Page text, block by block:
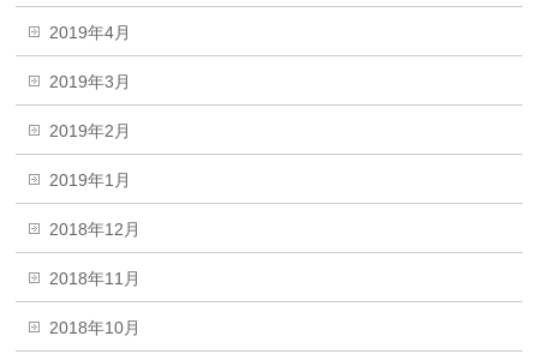
2019年4月
2019年3月
2019年2月
2019年1月
2018年12月
2018年11月
2018年10月